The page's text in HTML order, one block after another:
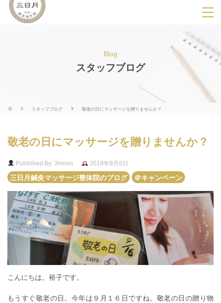
SPメニ
ー
展
用
ボ
Blog
スタッフブログ
スタッフブログ 敬老の日にマッサージを贈りませんか？
敬老の日にマッサージを贈りませんか？
Published By: 3moon
2019年8月6日
三日月鍼灸マッサージ整体院のブログ
＠キャンペーン
こんにちは。裕子です。
もうすぐ敬老の日。今年は９月１６日ですね。敬老の日の贈り物